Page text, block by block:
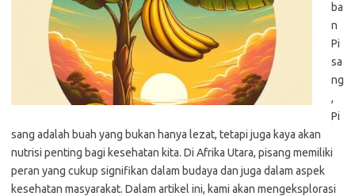
ba
n
Pi
sa
ng
,
Pi
sang adalah buah yang bukan hanya lezat, tetapi juga kaya akan
nutrisi penting bagi kesehatan kita. Di Afrika Utara, pisang memiliki
peran yang cukup signifikan dalam budaya dan juga dalam aspek
kesehatan masyarakat. Dalam artikel ini, kami akan mengeksplorasi